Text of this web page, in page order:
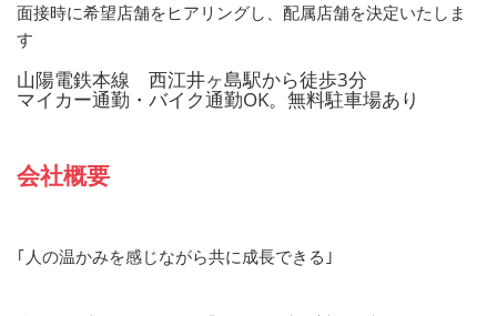
面接時に希望店舗をヒアリングし、配属店舗を決定いたしま
す
山陽電鉄本線 西江井ヶ島駅から徒歩3分
マイカー通勤・バイク通勤OK。無料駐車場あり
会社概要
｢人の温かみを感じながら共に成長できる｣